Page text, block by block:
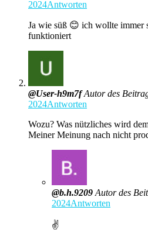
2024Antworten
Ja wie süß 😊 ich wollte immer
funktioniert
@User-h9m7f Autor des
2024Antworten
Wozu? Was nützliches wird
Meiner Meinung nach nicht
@b.h.9209 Autor des
2024Antworten
✌️